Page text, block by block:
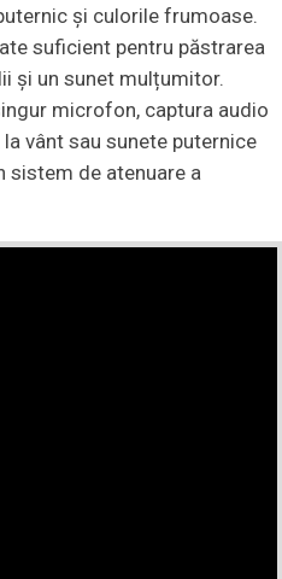
și culorile frumoase.
suficient pentru păstrarea
și un sunet mulțumitor.
microfon, captura audio
vânt sau sunete puternice
sistem de atenuare a